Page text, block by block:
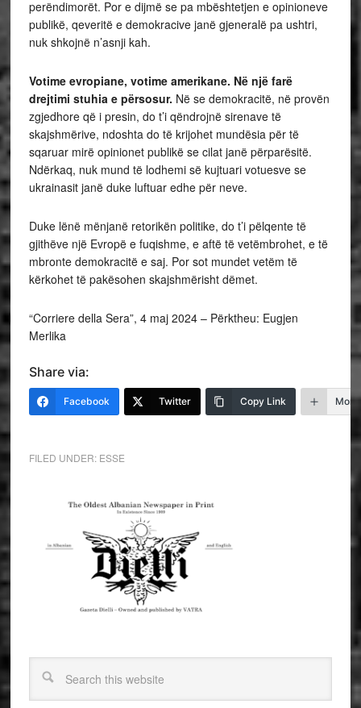
perëndimorët. Por e dijmë se pa mbështetjen e opinioneve
publikë, qeveritë e demokracive janë gjeneralë pa ushtri,
nuk shkojnë n’asnji kah.
Votime evropiane, votime amerikane. Në një farë
drejtimi stuhia e përsosur. Në se demokracitë, në provën
zgjedhore që i presin, do t’i qëndrojnë sirenave të
skajshmërive, ndoshta do të krijohet mundësia për të
sqaruar mirë opinionet publikë se cilat janë përparësitë.
Ndërkaq, nuk mund të lodhemi së kujtuari votuesve se
ukrainasit janë duke luftuar edhe për neve.
Duke lënë mënjanë retorikën politike, do t’i pëlqente të
gjithëve një Evropë e fuqishme, e aftë të vetëmbrohet, e të
mbronte demokracitë e saj. Por sot mundet vetëm të
kërkohet të pakësohen skajshmërisht dëmet.
“Corriere della Sera”, 4 maj 2024 – Përktheu: Eugjen
Merlika
Share via:
Facebook Twitter Copy Link More
FILED UNDER: ESSE